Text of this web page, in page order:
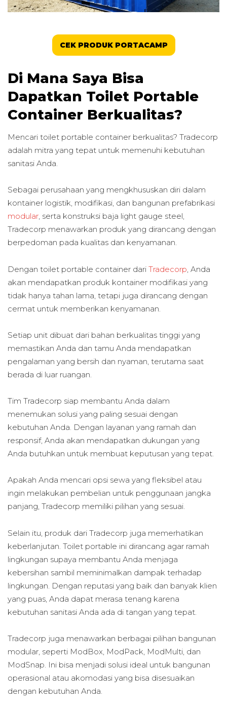
CEK PRODUK PORTACAMP
Di Mana Saya Bisa
Dapatkan Toilet Portable
Container Berkualitas?
Mencari toilet portable container berkualitas? Tradecorp
adalah mitra yang tepat untuk memenuhi kebutuhan
sanitasi Anda.
Sebagai perusahaan yang mengkhususkan diri dalam
kontainer logistik, modifikasi, dan bangunan prefabrikasi
modular, serta konstruksi baja light gauge steel,
Tradecorp menawarkan produk yang dirancang dengan
berpedoman pada kualitas dan kenyamanan.
Dengan toilet portable container dari Tradecorp , Anda
akan mendapatkan produk kontainer modifikasi yang
tidak hanya tahan lama, tetapi juga dirancang dengan
cermat untuk memberikan kenyamanan.
Setiap unit dibuat dari bahan berkualitas tinggi yang
memastikan Anda dan tamu Anda mendapatkan
pengalaman yang bersih dan nyaman, terutama saat
berada di luar ruangan.
Tim Tradecorp siap membantu Anda dalam
menemukan solusi yang paling sesuai dengan
kebutuhan Anda. Dengan layanan yang ramah dan
responsif, Anda akan mendapatkan dukungan yang
Anda butuhkan untuk membuat keputusan yang tepat.
Apakah Anda mencari opsi sewa yang fleksibel atau
ingin melakukan pembelian untuk penggunaan jangka
panjang, Tradecorp memiliki pilihan yang sesuai.
Selain itu, produk dari Tradecorp juga memerhatikan
keberlanjutan. Toilet portable ini dirancang agar ramah
lingkungan supaya membantu Anda menjaga
kebersihan sambil meminimalkan dampak terhadap
lingkungan. Dengan reputasi yang baik dan banyak klien
yang puas, Anda dapat merasa tenang karena
kebutuhan sanitasi Anda ada di tangan yang tepat.
Tradecorp juga menawarkan berbagai pilihan bangunan
modular, seperti ModBox, ModPack, ModMulti, dan
ModSnap. Ini bisa menjadi solusi ideal untuk bangunan
operasional atau akomodasi yang bisa disesuaikan
dengan kebutuhan Anda.